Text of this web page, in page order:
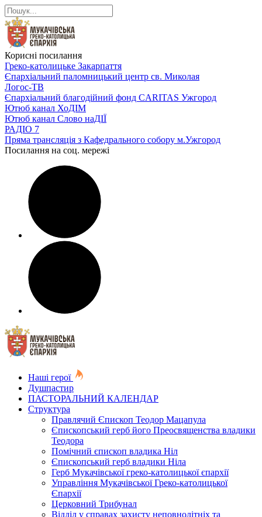
Корисні посилання
Греко-католицьке Закарпаття
Єпархіальний паломницький центр св. Миколая
Логос-ТВ
Єпархіальний благодійний фонд CARITAS Ужгород
Ютюб канал ХоДІМ
Ютюб канал Слово наДІЇ
РАДІО 7
Пряма трансляція з Кафедрального собору м.Ужгород
Посилання на соц. мережі
Наші герої
Душпастир
ПАСТОРАЛЬНИЙ КАЛЕНДАР
Структура
Правлячий Єпископ Теодор Мацапула
Єпископський герб його Преосвященства владики
Теодора
Помічний єпископ владика Ніл
Єпископський герб владики Ніла
Герб Мукачівської греко-католицької єпархії
Управління Мукачівської Греко-католицької
Єпархії
Церковний Трибунал
Відділ у справах захисту неповнолітніх та